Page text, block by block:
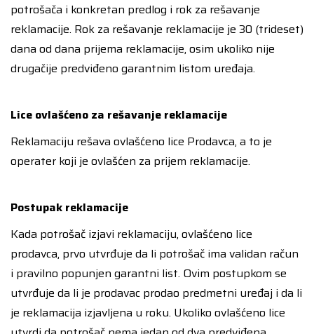
potrošača i konkretan predlog i rok za rešavanje
reklamacije. Rok za rešavanje reklamacije je 30 (trideset)
dana od dana prijema reklamacije, osim ukoliko nije
drugačije predviđeno garantnim listom uređaja.
Lice ovlašćeno za rešavanje reklamacije
Reklamaciju rešava ovlašćeno lice Prodavca, a to je
operater koji je ovlašćen za prijem reklamacije.
Postupak reklamacije
Kada potrošač izjavi reklamaciju, ovlašćeno lice
prodavca, prvo utvrđuje da li potrošač ima validan račun
i pravilno popunjen garantni list. Ovim postupkom se
utvrđuje da li je prodavac prodao predmetni uređaj i da li
je reklamacija izjavljena u roku. Ukoliko ovlašćeno lice